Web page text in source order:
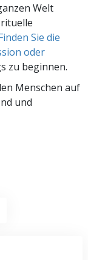
Welt
Sie die
oder
zu beginnen.
Menschen auf
und